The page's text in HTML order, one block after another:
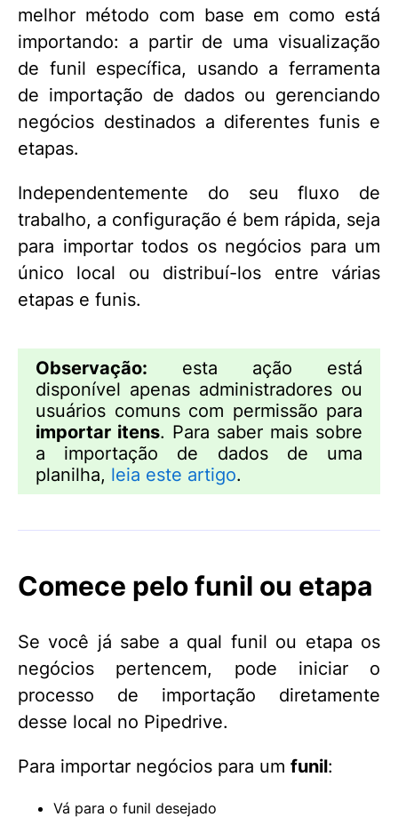
melhor método com base em como está
importando: a partir de uma visualização
de funil específica, usando a ferramenta
de importação de dados ou gerenciando
negócios destinados a diferentes funis e
etapas.
Independentemente do seu fluxo de
trabalho, a configuração é bem rápida, seja
para importar todos os negócios para um
único local ou distribuí-los entre várias
etapas e funis.
Observação: esta ação está
disponível apenas administradores ou
usuários comuns com permissão para
importar itens. Para saber mais sobre
a importação de dados de uma
planilha, leia este artigo.
Comece pelo funil ou etapa
Se você já sabe a qual funil ou etapa os
negócios pertencem, pode iniciar o
processo de importação diretamente
desse local no Pipedrive.
Para importar negócios para um funil:
Vá para o funil desejado